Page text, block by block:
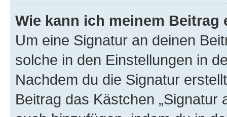
Wie kann ich meinem
Um eine Signatur an deinen
solche in den Einstellungen in
Nachdem du die Signatur
Beitrag das Kästchen „Signatur